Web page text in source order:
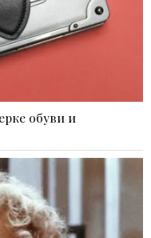
обуви и